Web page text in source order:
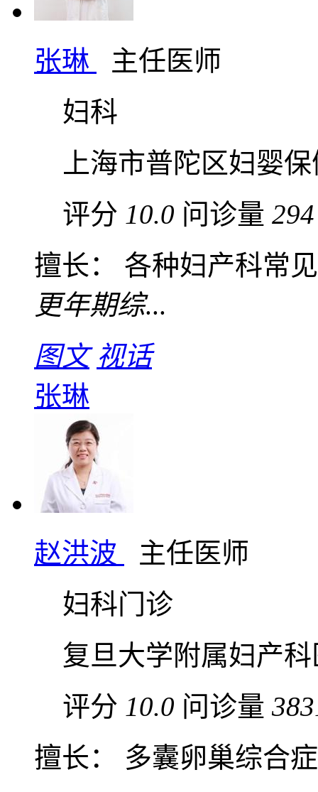
张琳
主任医师
妇科
上海市普陀区妇婴
评分 10.0 问诊量 294
擅长： 各种妇产科常
更年期综...
图文 视话
张琳
赵洪波
主任医师
妇科门诊
复旦大学附属妇产
评分 10.0 问诊量
擅长： 多囊卵巢综合